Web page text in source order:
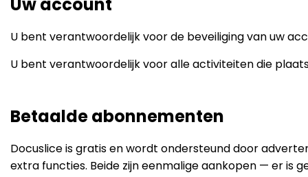
U bent verantwoordelijk voor de beveiliging van uw
U bent verantwoordelijk voor alle activiteiten die
Betaalde abonnementen
Docuslice is gratis en wordt ondersteund door
extra functies. Beide zijn eenmalige aankopen — er is